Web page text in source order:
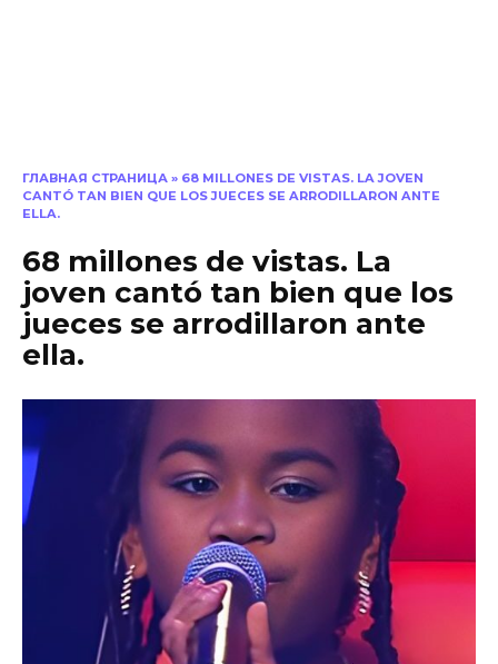
ГЛАВНАЯ СТРАНИЦА » 68 MILLONES DE VISTAS. LA JOVEN
CANTÓ TAN BIEN QUE LOS JUECES SE ARRODILLARON ANTE
ELLA.
68 millones de vistas. La
joven cantó tan bien que los
jueces se arrodillaron ante
ella.